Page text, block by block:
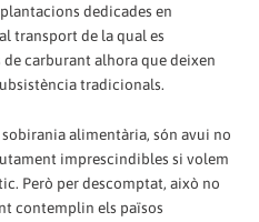
dedicades en
transport de la qual es
carburant alhora que deixen
tradicionals.
alimentària, són avui no
imprescindibles si volem
Però per descomptat, això no
contemplin els països